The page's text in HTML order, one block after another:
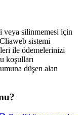
veya silinmemesi için
Cliaweb sistemi
ile ödemelerinizi
koşulları
düşen alan